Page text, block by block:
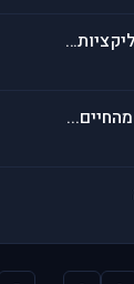
מחפש המלצות לאפליקציות תעופה טובות לאנדרואיד